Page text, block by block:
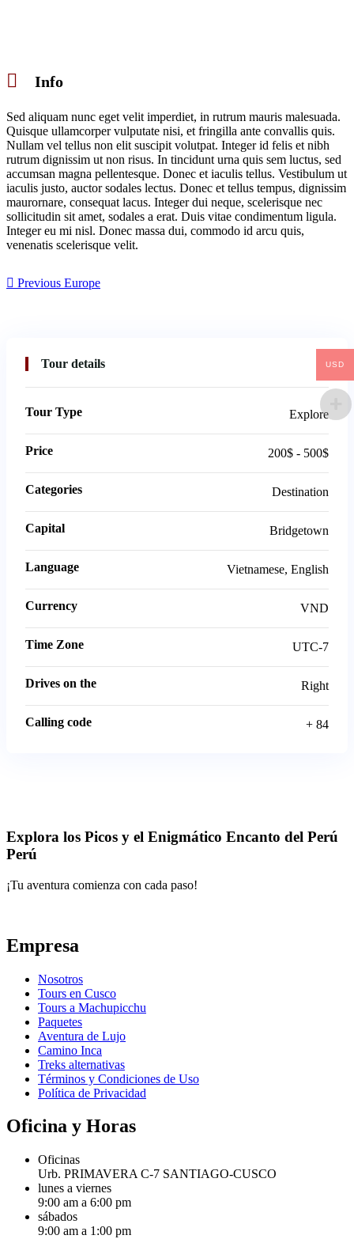
Info
Sed aliquam nunc eget velit imperdiet, in rutrum mauris malesuada.
Quisque ullamcorper vulputate nisi, et fringilla ante convallis quis.
Nullam vel tellus non elit suscipit volutpat. Integer id felis et nibh
rutrum dignissim ut non risus. In tincidunt urna quis sem luctus, sed
accumsan magna pellentesque. Donec et iaculis tellus. Vestibulum ut
iaculis justo, auctor sodales lectus. Donec et tellus tempus, dignissim
maurornare, consequat lacus. Integer dui neque, scelerisque nec
sollicitudin sit amet, sodales a erat. Duis vitae condimentum ligula.
Integer eu mi nisl. Donec massa dui, commodo id arcu quis,
venenatis scelerisque velit.
Previous Europe
Tour details
Tour Type Explore
Price 200$ - 500$
Categories Destination
Capital Bridgetown
Language Vietnamese, English
Currency VND
Time Zone UTC-7
Drives on the Right
Calling code + 84
Explora los Picos y el Enigmático Encanto del Perú
Perú
¡Tu aventura comienza con cada paso!
Empresa
Nosotros
Tours en Cusco
Tours a Machupicchu
Paquetes
Aventura de Lujo
Camino Inca
Treks alternativas
Términos y Condiciones de Uso
Política de Privacidad
Oficina y Horas
Oficinas
Urb. PRIMAVERA C-7 SANTIAGO-CUSCO
lunes a viernes
9:00 am a 6:00 pm
sábados
9:00 am a 1:00 pm
USD
USD